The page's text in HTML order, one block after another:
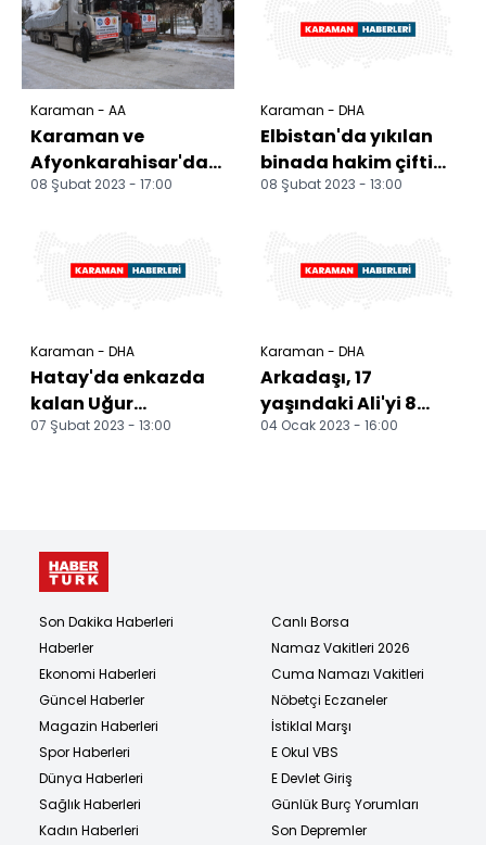
Karaman - AA
Karaman ve
Afyonkarahisar'da
deprem bölgesine
08 Şubat 2023 - 17:00
Karaman - DHA
Elbistan'da yıkılan
binada hakim çiftin
cansız bedenlerine
08 Şubat 2023 - 13:00
Karaman - DHA
Hatay'da enkazda
kalan Uğur
öğretmen ile 2
07 Şubat 2023 - 13:00
Karaman - DHA
Arkadaşı, 17
yaşındaki Ali'yi 8
yerinden bıçakladı
04 Ocak 2023 - 16:00
Son Dakika Haberleri
Haberler
Ekonomi Haberleri
Güncel Haberler
Magazin Haberleri
Spor Haberleri
Dünya Haberleri
Sağlık Haberleri
Kadın Haberleri
Canlı Borsa
Namaz Vakitleri 2026
Cuma Namazı Vakitleri
Nöbetçi Eczaneler
İstiklal Marşı
E Okul VBS
E Devlet Giriş
Günlük Burç Yorumları
Son Depremler